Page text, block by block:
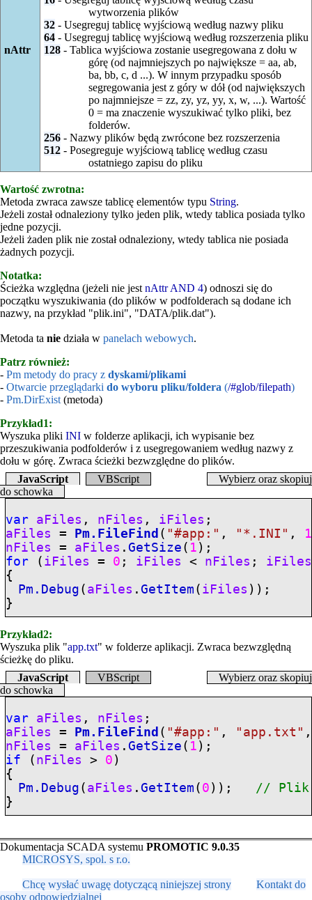
nAttr
wytworzenia plików
32- Usegreguj tablicę wyjściową według nazwy pliku
64- Usegreguj tablicę wyjściową według rozszerzenia pliku
128- Tablica wyjściowa zostanie usegregowana z dołu w
górę (od najmniejszych po największe = aa, ab,
ba, bb, c, d ...). W innym przypadku sposób
segregowania jest z góry w dół (od największych
po najmniejsze = zz, zy, yz, yy, x, w, ...). Wartość
0 = ma znaczenie wyszukiwać tylko pliki, bez
folderów.
256- Nazwy plików będą zwrócone bez rozszerzenia
512- Posegreguje wyjściową tablicę według czasu
ostatniego zapisu do pliku
Wartość zwrotna:
Metoda zwraca zawsze tablicę elementów typu String.
Jeżeli został odnaleziony tylko jeden plik, wtedy tablica posiada tylko
jedne pozycji.
Jeżeli żaden plik nie został odnaleziony, wtedy tablica nie posiada
żadnych pozycji.
Notatka:
Ścieżka względna (jeżeli nie jest nAttr AND 4) odnoszi się do
początku wyszukiwania (do plików w podfolderach są dodane ich
nazwy, na przykład "plik.ini", "DATA/plik.dat").
Metoda ta nie działa w panelach webowych.
Patrz również:
- Pm metody do pracy z dyskami/plikami
- Otwarcie przeglądarki do wyboru pliku/foldera (/#glob/filepath)
- Pm.DirExist (metoda)
Przykład1:
Wyszuka pliki INI w folderze aplikacji, ich wypisanie bez
przeszukiwania podfolderów i z usegregowaniem według nazwy z
dołu w górę. Zwraca ścieżki bezwzględne do plików.
JavaScript
VBScript
Wybierz oraz skopiuj
do schowka
var aFiles , nFiles , iFiles ;
aFiles
= Pm.FileFind ( "#app: " , "*.INI" , 1
nFiles
= aFiles . GetSize ( 1 );
for ( iFiles = 0 ; iFiles < nFiles ; iFiles
{
Pm.Debug ( aFiles . GetItem ( iFiles ));
}
Przykład2:
Wyszuka plik "app.txt" w folderze aplikacji. Zwraca bezwzględną
ścieżkę do pliku.
JavaScript
VBScript
Wybierz oraz skopiuj
do schowka
var aFiles , nFiles ;
aFiles
= Pm.FileFind ( "#app: " , "app.txt"
nFiles
= aFiles . GetSize ( 1 );
if ( nFiles > 0 )
{
Pm.Debug ( aFiles . GetItem ( 0 ));
// Plik
}
Dokumentacja SCADA systemu PROMOTIC 9.0.35
MICROSYS, spol. s r.o.
Chcę wysłać uwagę dotyczącą niniejszej strony
Kontakt do
osoby odpowiedzialnej